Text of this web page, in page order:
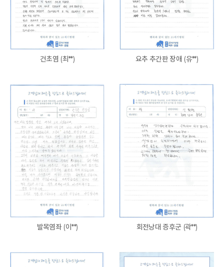
건초염 (최**) 요추 추간판 장애 (유**)
발목염좌 (이**) 회전낭대 증후군 (곽**)